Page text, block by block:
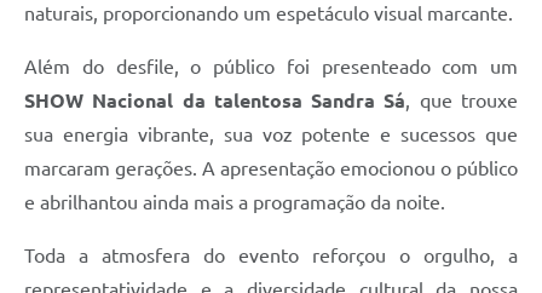
naturais, proporcionando um espetáculo visual marcante.
Além do desfile, o público foi presenteado com um
SHOW Nacional da talentosa Sandra Sá, que trouxe
sua energia vibrante, sua voz potente e sucessos que
marcaram gerações. A apresentação emocionou o público
e abrilhantou ainda mais a programação da noite.
Toda a atmosfera do evento reforçou o orgulho, a